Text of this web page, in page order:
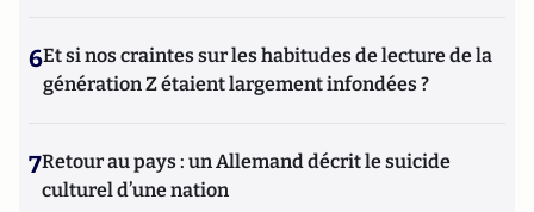
6Et si nos craintes sur les habitudes de lecture de la
génération Z étaient largement infondées ?
7Retour au pays : un Allemand décrit le suicide
culturel d’une nation